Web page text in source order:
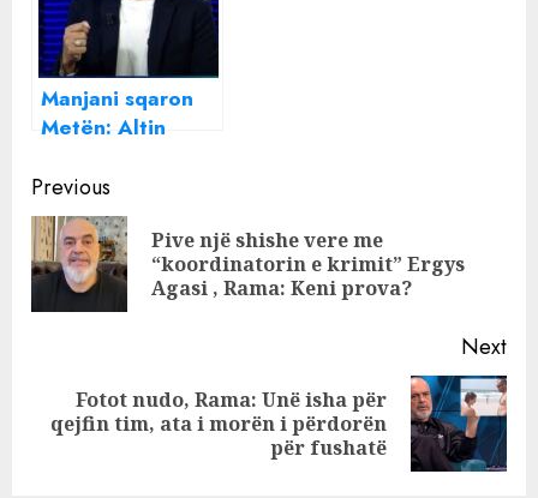
Manjani sqaron
Metën: Altin
asnjë lidhje gjaku
apo farefisni me
Nuredin Dumanin
Continue
Reading
Previous
Pive një shishe vere me
“koordinatorin e krimit” Ergys
Agasi , Rama: Keni prova?
Next
Next
Fotot nudo, Rama: Unë isha për
qejfin tim, ata i morën i përdorën
për fushatë